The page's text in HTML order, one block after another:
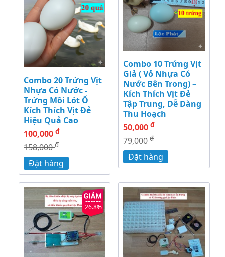
Combo 20 Trứng Vịt
Nhựa Có Nước -
Trứng Mồi Lót Ổ
Kích Thích Vịt Đẻ
Hiệu Quả Cao
100,000 đ
158,000đ
Đặt hàng
Combo 10 Trứng Vịt
Giả ( Vỏ Nhựa Có
Nước Bên Trong) –
Kích Thích Vịt Đẻ
Tập Trung, Dễ Dàng
Thu Hoạch
50,000 đ
79,000đ
Đặt hàng
26.8%